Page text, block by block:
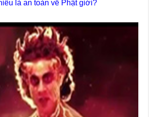
là an toàn về Phật giới?